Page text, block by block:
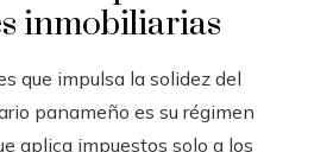
inmobiliarias
que impulsa la solidez del
panameño es su régimen
aplica impuestos solo a los